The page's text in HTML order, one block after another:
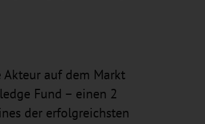
Akteur auf dem Markt
Fund – einen 2
der erfolgreichsten